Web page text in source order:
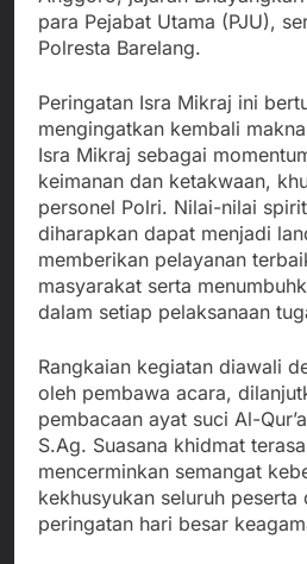
para Pejabat Utama (PJU),
Polresta Barelang.
Peringatan Isra Mikraj ini
mengingatkan kembali
Isra Mikraj sebagai
keimanan dan ketakwaan,
personel Polri. Nilai-nilai
diharapkan dapat menjadi
memberikan pelayanan
masyarakat serta
dalam setiap pelaksanaan
Rangkaian kegiatan diawali
oleh pembawa acara,
pembacaan ayat suci Al-
S.Ag. Suasana khidmat
mencerminkan semangat
kekhusyukan seluruh peserta
peringatan hari besar